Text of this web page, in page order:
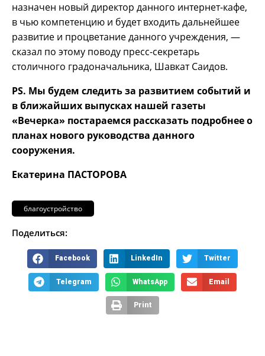
назначен новый директор данного интернет-кафе,
в чью компетенцию и будет входить дальнейшее
развитие и процветание данного учреждения, —
сказал по этому поводу пресс-секретарь
столичного градоначальника, Шавкат Саидов.
PS. Мы будем следить за развитием событий и
в ближайших выпусках нашей газеты
«Вечерка» постараемся рассказать подробнее о
планах нового руководства данного
сооружения.
Екатерина ПАСТОРОВА
благоустройство
Поделиться:
Facebook LinkedIn Twitter
Telegram WhatsApp Email
Print